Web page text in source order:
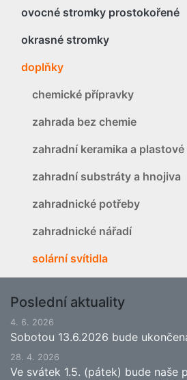
ovocné stromky prostokořené
okrasné stromky
doplňky
chemické přípravky
zahrada bez chemie
zahradní keramika a
zahradní substráty a hnojiva
zahradnické potřeby
zahradnické nářadí
solární svítidla
Poslední aktuality
4. 6. 2026
Sobotou 13.6.2026 bude
28. 4. 2026
Ve svátek 1.5. (pátek) bude naše